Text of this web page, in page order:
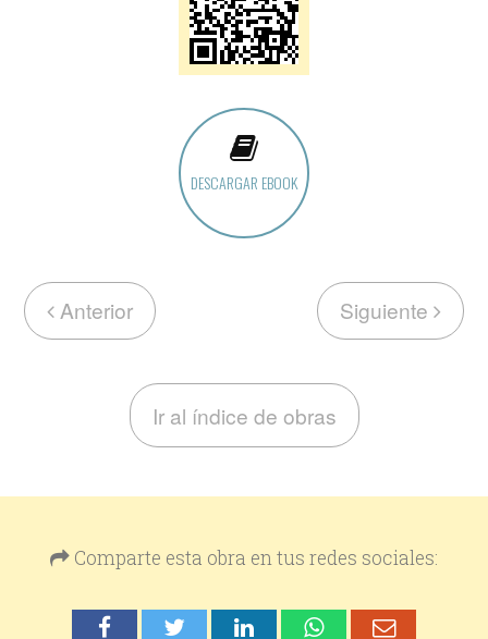
DESCARGAR EBOOK
Anterior Siguiente
Ir al índice de obras
Comparte esta obra en tus redes sociales: